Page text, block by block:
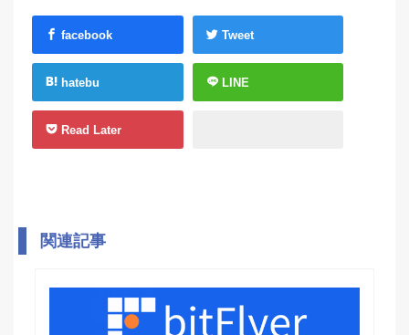
facebook Tweet
hatebu LINE
Read Later
関連記事